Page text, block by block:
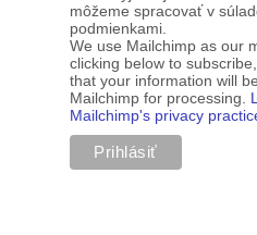
môžeme spracovať v
podmienkami.
We use Mailchimp as our
clicking below to
that your information will
Mailchimp for processing.
Mailchimp's privacy